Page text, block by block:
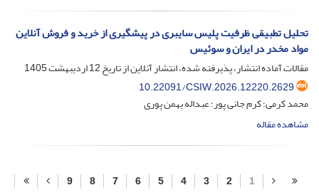
تحلیل تطبیقی ظرفیت پلیس سایبری در پیشگیری از خرید و فروش آنلاین
مواد مخدر در ایران و سوئیس
مقالات آماده انتشار، پذیرفته شده، انتشار آنلاین از تاریخ12 اردیبهشت 1405
10.22091/CSIW.2026.12220.2629
محمد کرمی؛ کرم جانی پور؛ عبداله بهمن پوری
مشاهده مقاله
1
2
3
4
5
6
7
8
9